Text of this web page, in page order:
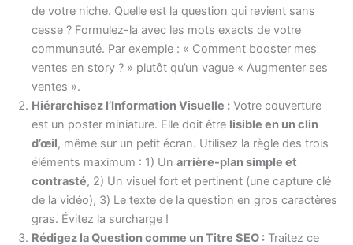
de votre niche. Quelle est la question qui revient sans
cesse ? Formulez-la avec les mots exacts de votre
communauté. Par exemple : « Comment booster mes
ventes en story ? » plutôt qu’un vague « Augmenter ses
ventes ».
Hiérarchisez l’Information Visuelle : Votre couverture
est un poster miniature. Elle doit être lisible en un clin
d’œil, même sur un petit écran. Utilisez la règle des trois
éléments maximum : 1) Un arrière-plan simple et
contrasté, 2) Un visuel fort et pertinent (une capture clé
de la vidéo), 3) Le texte de la question en gros caractères
gras. Évitez la surcharge !
Rédigez la Question comme un Titre SEO : Traitez ce